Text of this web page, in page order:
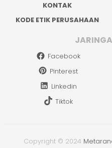
KONTAK
KODE ETIK PERUSAHAAN
Facebook
Pinterest
Linkedin
Tiktok
Copyright © 2024